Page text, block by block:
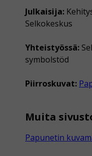
Julkaisija:
Selkokeskus
Yhteistyössä:
symbolstöd
Piirroskuvat:
Muita
Papunetin